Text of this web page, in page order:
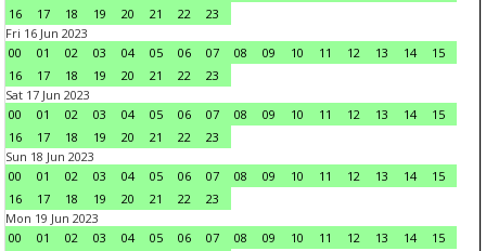
16
17 18 19 20 21 22
23
Fri 16 Jun 2023
00
01 02 03 04 05 06 07 08 09 10 11 12 13 14
15
16
17 18 19 20 21 22
23
Sat 17 Jun 2023
00
01 02 03 04 05 06 07 08 09 10 11 12 13 14
15
16
17 18 19 20 21 22
23
Sun 18 Jun 2023
00
01 02 03 04 05 06 07 08 09 10 11 12 13 14
15
16
17 18 19 20 21 22
23
Mon 19 Jun 2023
00
01 02 03 04 05 06 07 08 09 10 11 12 13 14
15